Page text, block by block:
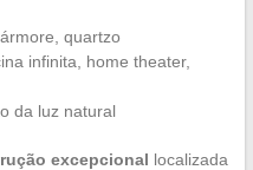
quartzo
infinita, home theater,
da luz natural
excepcional localizada